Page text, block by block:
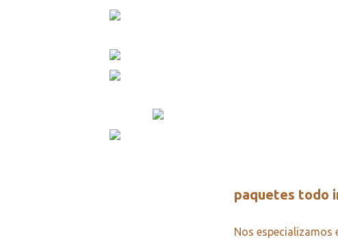
paquetes todo
Nos